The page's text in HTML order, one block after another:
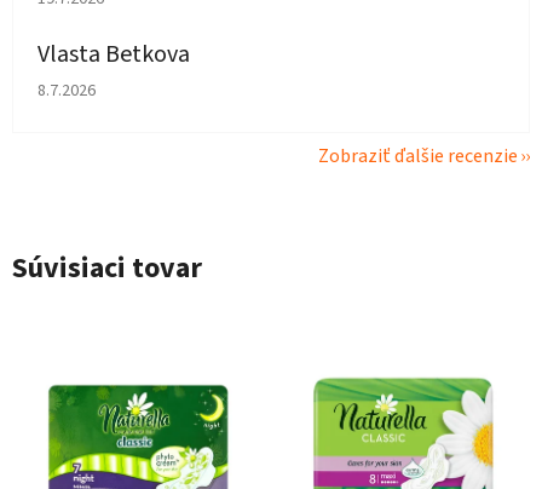
Vlasta Betkova
Hodnotenie obchodu je 4 z 5 hviezdičiek.
8.7.2026
Zobraziť ďalšie recenzie
Súvisiaci tovar